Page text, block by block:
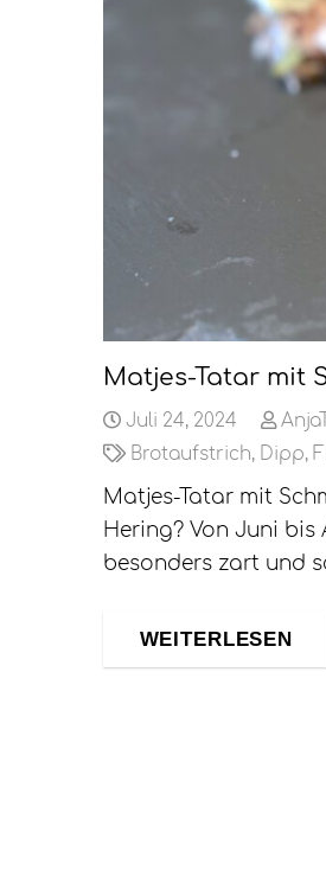
Matjes-Tatar mit
Juli 24, 2024
Brotaufstrich, Dipp,
Matjes-Tatar mit
Hering? Von Juni
besonders zart und
WEITERLESEN